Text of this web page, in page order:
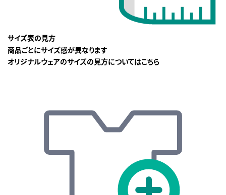
サイズ表の見方
商品ごとにサイズ感が異なります
オリジナルウェアのサイズの見方についてはこちら